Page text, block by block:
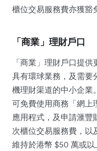
櫃位交易服務費亦獲豁
「商業」理財戶口
「商業」理財戶口提
具有環球業務，及需要
機理財渠道的中小企業
可免費使用商務「網上
應用程式，及申請滙豐
次櫃位交易服務費，以
維持於港幣 $50 萬或以